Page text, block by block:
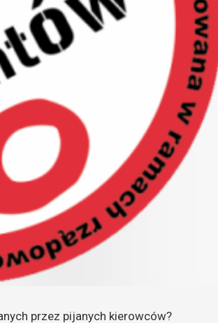
przez pijanych kierowców?